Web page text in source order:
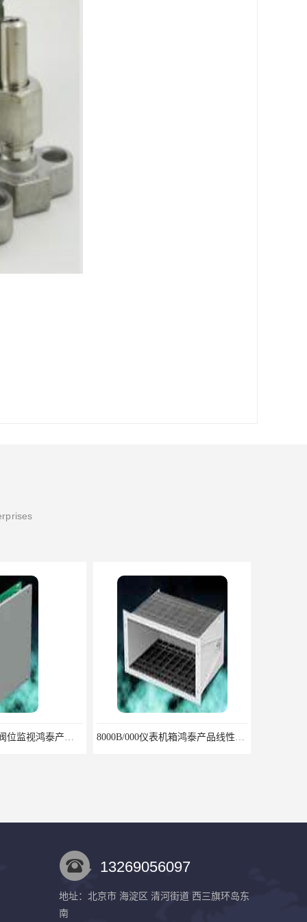
8000/081单通道阀位监视鸿泰产品质高品优 8000B/000仪表机箱鸿泰产品线性度好测量范围宽
13269056097
地址：北京市 海淀区 清河街道 西三旗环岛东
南